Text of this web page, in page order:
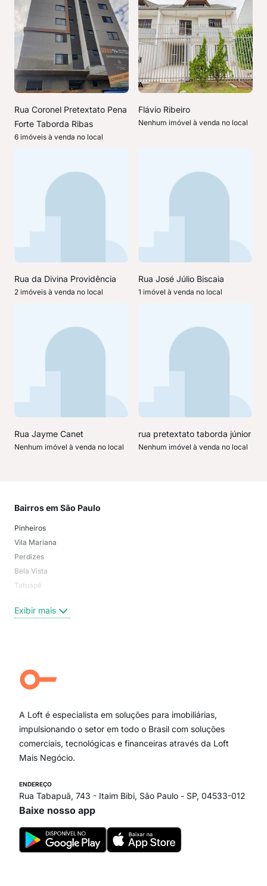
Rua Coronel Pretextato Pena
Forte Taborda Ribas
6 imóveis à venda no local
Flávio Ribeiro
Nenhum imóvel à venda no local
Rua da Divina Providência
2 imóveis à venda no local
Rua José Júlio Biscaia
1 imóvel à venda no local
Rua Jayme Canet
Nenhum imóvel à venda no local
rua pretextato taborda júnior
Nenhum imóvel à venda no local
Bairros em São Paulo
Pinheiros
Vila Mariana
Perdizes
Bela Vista
Tatuapé
Centro
Campo Belo
Ipiranga
Paraíso
Itaim Bibi
Exibir mais
A Loft é especialista em soluções para imobiliárias,
impulsionando o setor em todo o Brasil com soluções
comerciais, tecnológicas e financeiras através da Loft
Mais Negócio.
ENDEREÇO
Rua Tabapuã, 743 - Itaim Bibi, São Paulo - SP, 04533-012
Baixe nosso app